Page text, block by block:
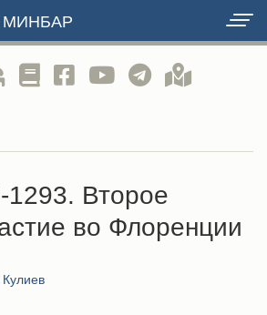
1293. Второе
во Флоренции